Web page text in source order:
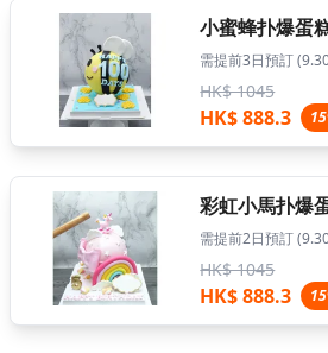
小蜜蜂扑爆蛋
需提前3日預訂
HK$ 1045
HK$ 888.3
彩虹小馬扑爆
需提前2日預訂
HK$ 1045
HK$ 888.3